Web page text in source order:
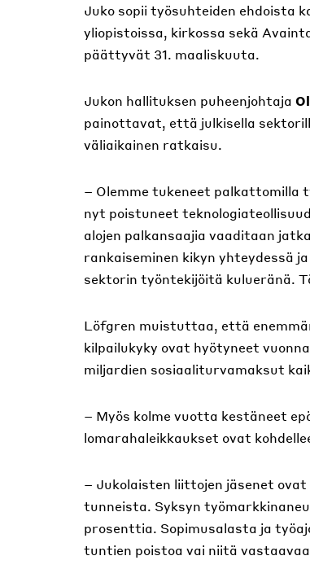
Juko sopii työsuhteiden ehdoista
yliopistoissa, kirkossa sekä
päättyvät 31. maaliskuuta.
Jukon hallituksen puheenjohtaja
painottavat, että julkisella
väliaikainen ratkaisu.
– Olemme tukeneet palkattomilla
nyt poistuneet
alojen palkansaajia vaaditaan
rankaiseminen kikyn yhteydessä
sektorin työntekijöitä kulueränä.
Löfgren muistuttaa, että
kilpailukyky ovat hyötyneet
miljardien sosiaaliturvamaksut
– Myös kolme vuotta kestäneet
lomarahaleikkaukset ovat
– Jukolaisten liittojen jäsenet
tunneista. Syksyn
prosenttia. Sopimusalasta ja
tuntien poistoa vai niitä